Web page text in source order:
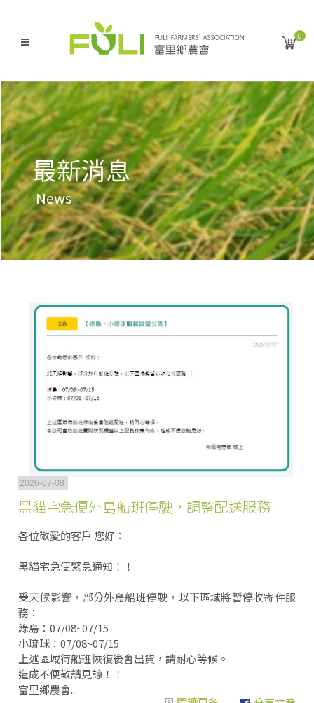
0
最新消息
News
2026-07-08
黑貓宅急便外島船班停駛，調整配送服務
各位敬愛的客戶 您好：
​黑貓宅急便緊急通知！！
受天候影響，部分外島船班停駛，以下區域將暫停收寄件服
務：
綠島：07/08~07/15
小琉球：07/08~07/15
上述區域待船班恢復後會出貨，請耐心等候。
造成不便敬請見諒！！
富里鄉農會...